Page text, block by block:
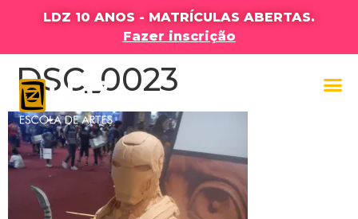
LDZ 10 ANOS - MATRÍCULAS ABERTAS.
Fazer inscrição
DSC_0023